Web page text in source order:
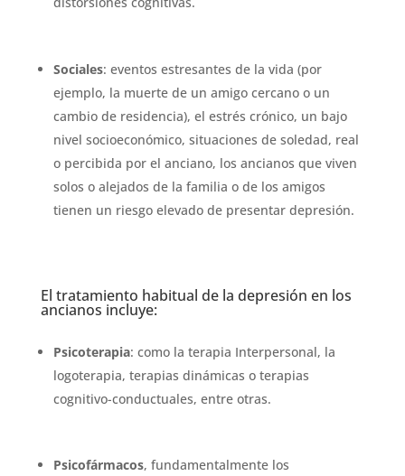
Sociales: eventos estresantes de la vida (por
ejemplo, la muerte de un amigo cercano o un
cambio de residencia), el estrés crónico, un bajo
nivel socioeconómico, situaciones de soledad, real
o percibida por el anciano, los ancianos que viven
solos o alejados de la familia o de los amigos
tienen un riesgo elevado de presentar depresión.
El tratamiento habitual de la depresión en los
ancianos incluye:
Psicoterapia: como la terapia Interpersonal, la
logoterapia, terapias dinámicas o terapias
cognitivo-conductuales, entre otras.
Psicofármacos, fundamentalmente los